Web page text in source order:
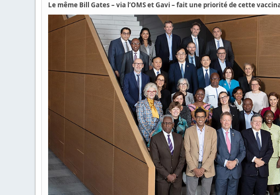
Le même Bill Gates – via l’OMS et Gavi – fait une priorité de cette